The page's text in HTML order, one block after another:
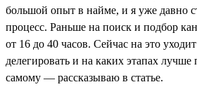
большой опыт в найме, и я уже давно
процесс. Раньше на поиск и подбор
от 16 до 40 часов. Сейчас на это
делегировать и на каких этапах лучше
самому — рассказываю в статье.